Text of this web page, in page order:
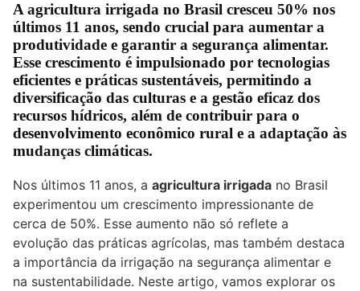
A agricultura irrigada no Brasil cresceu 50% nos
últimos 11 anos, sendo crucial para aumentar a
produtividade e garantir a segurança alimentar.
Esse crescimento é impulsionado por tecnologias
eficientes e práticas sustentáveis, permitindo a
diversificação das culturas e a gestão eficaz dos
recursos hídricos, além de contribuir para o
desenvolvimento econômico rural e a adaptação às
mudanças climáticas.
Nos últimos 11 anos, a agricultura irrigada no Brasil
experimentou um crescimento impressionante de
cerca de 50%. Esse aumento não só reflete a
evolução das práticas agrícolas, mas também destaca
a importância da irrigação na segurança alimentar e
na sustentabilidade. Neste artigo, vamos explorar os